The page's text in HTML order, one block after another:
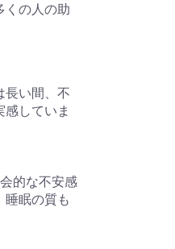
くの人の助
長い間、不
していま
的な不安感
睡眠の質も